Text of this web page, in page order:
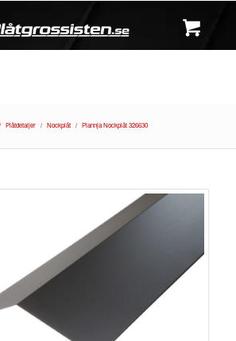
/ Plåtdetaljer / Nockplåt / Plannja Nockplåt 326630